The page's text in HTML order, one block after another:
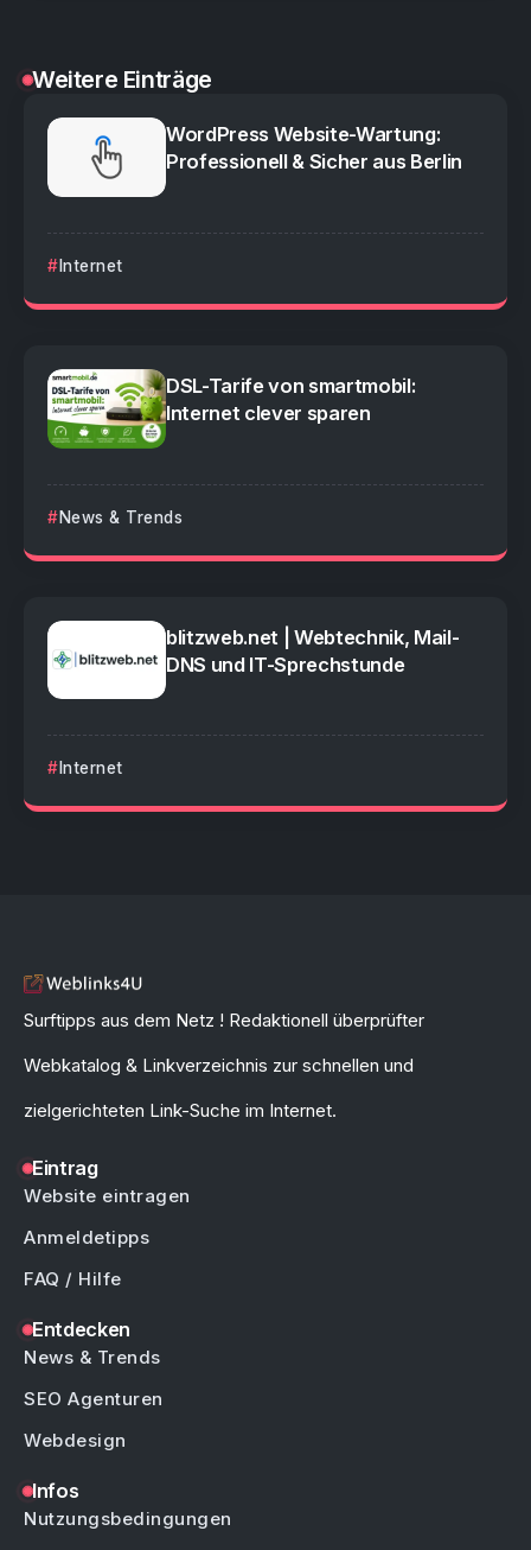
Weitere Einträge
WordPress Website-Wartung:
Professionell & Sicher aus Berlin
Internet
DSL-Tarife von smartmobil:
Internet clever sparen
News & Trends
blitzweb.net | Webtechnik, Mail-
DNS und IT-Sprechstunde
Internet
Surftipps aus dem Netz ! Redaktionell überprüfter
Webkatalog & Linkverzeichnis zur schnellen und
zielgerichteten Link-Suche im Internet.
Eintrag
Website eintragen
Anmeldetipps
FAQ / Hilfe
Entdecken
News & Trends
SEO Agenturen
Webdesign
Infos
Nutzungsbedingungen